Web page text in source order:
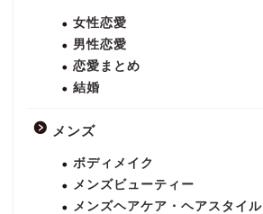
女性恋愛
男性恋愛
恋愛まとめ
結婚
メンズ
ボディメイク
メンズビューティー
メンズヘアケア・ヘアスタイル